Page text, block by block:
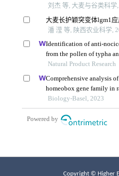
Copyright © Higher